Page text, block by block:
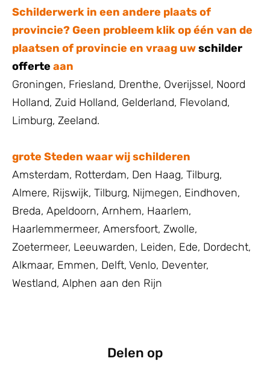
Schilderwerk in een andere plaats of
provincie? Geen probleem klik op één van de
plaatsen of provincie en vraag uwschilder
offerte aan
Groningen, Friesland, Drenthe, Overijssel, Noord
Holland, Zuid Holland, Gelderland, Flevoland,
Limburg, Zeeland.
grote Steden waar wij schilderen
Amsterdam, Rotterdam, Den Haag, Tilburg,
Almere, Rijswijk, Tilburg, Nijmegen, Eindhoven,
Breda, Apeldoorn, Arnhem, Haarlem,
Haarlemmermeer, Amersfoort, Zwolle,
Zoetermeer, Leeuwarden, Leiden, Ede, Dordecht,
Alkmaar, Emmen, Delft, Venlo, Deventer,
Westland, Alphen aan den Rijn
Delen op